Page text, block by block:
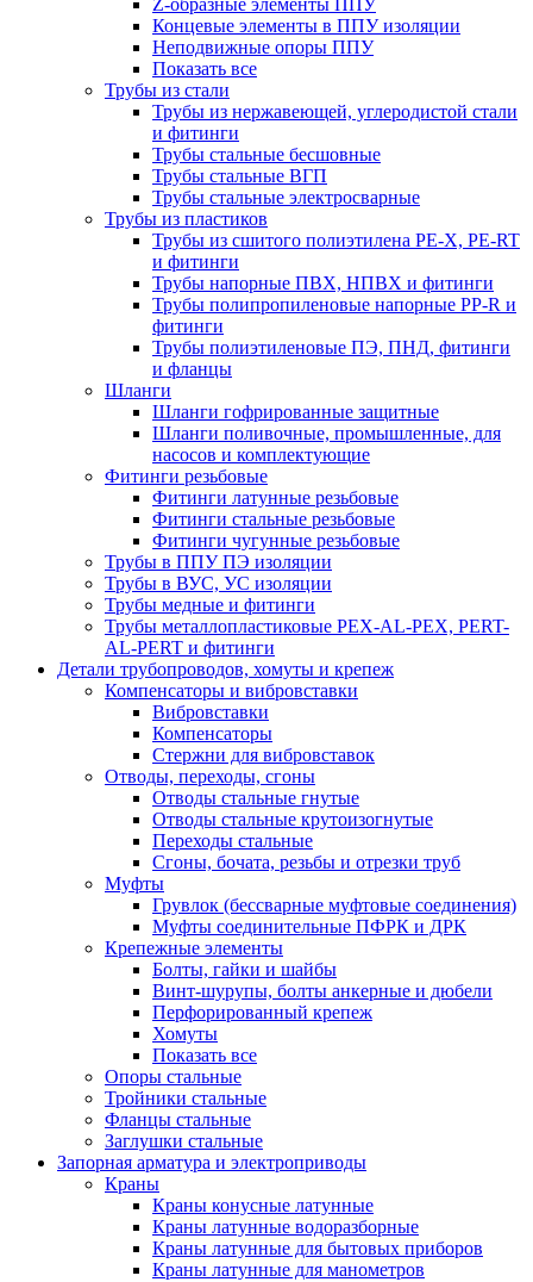
Z-образные элементы ППУ
Концевые элементы в ППУ изоляции
Неподвижные опоры ППУ
Показать все
Трубы из стали
Трубы из нержавеющей, углеродистой стали
и фитинги
Трубы стальные бесшовные
Трубы стальные ВГП
Трубы стальные электросварные
Трубы из пластиков
Трубы из сшитого полиэтилена PE-X, PE-RT
и фитинги
Трубы напорные ПВХ, НПВХ и фитинги
Трубы полипропиленовые напорные PP-R и
фитинги
Трубы полиэтиленовые ПЭ, ПНД, фитинги
и фланцы
Шланги
Шланги гофрированные защитные
Шланги поливочные, промышленные, для
насосов и комплектующие
Фитинги резьбовые
Фитинги латунные резьбовые
Фитинги стальные резьбовые
Фитинги чугунные резьбовые
Трубы в ППУ ПЭ изоляции
Трубы в ВУС, УС изоляции
Трубы медные и фитинги
Трубы металлопластиковые PEX-AL-PEX, PERT-
AL-PERT и фитинги
Детали трубопроводов, хомуты и крепеж
Компенсаторы и вибровставки
Вибровставки
Компенсаторы
Стержни для вибровставок
Отводы, переходы, сгоны
Отводы стальные гнутые
Отводы стальные крутоизогнутые
Переходы стальные
Сгоны, бочата, резьбы и отрезки труб
Муфты
Грувлок (бессварные муфтовые соединения)
Муфты соединительные ПФРК и ДРК
Крепежные элементы
Болты, гайки и шайбы
Винт-шурупы, болты анкерные и дюбели
Перфорированный крепеж
Хомуты
Показать все
Опоры стальные
Тройники стальные
Фланцы стальные
Заглушки стальные
Запорная арматура и электроприводы
Краны
Краны конусные латунные
Краны латунные водоразборные
Краны латунные для бытовых приборов
Краны латунные для манометров